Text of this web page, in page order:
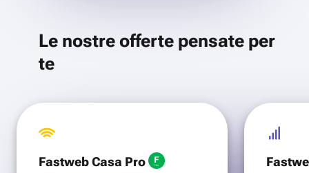
Le nostre offerte pensate per
te
Fastweb Casa Pro